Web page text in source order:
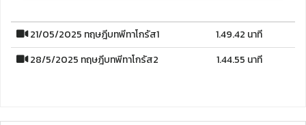
21/05/2025 ทฤษฎีบทพีทาโกรัส1
1.49.42 นาที
28/5/2025 ทฤษฎีบทพีทาโกรัส2
1.44.55 นาที